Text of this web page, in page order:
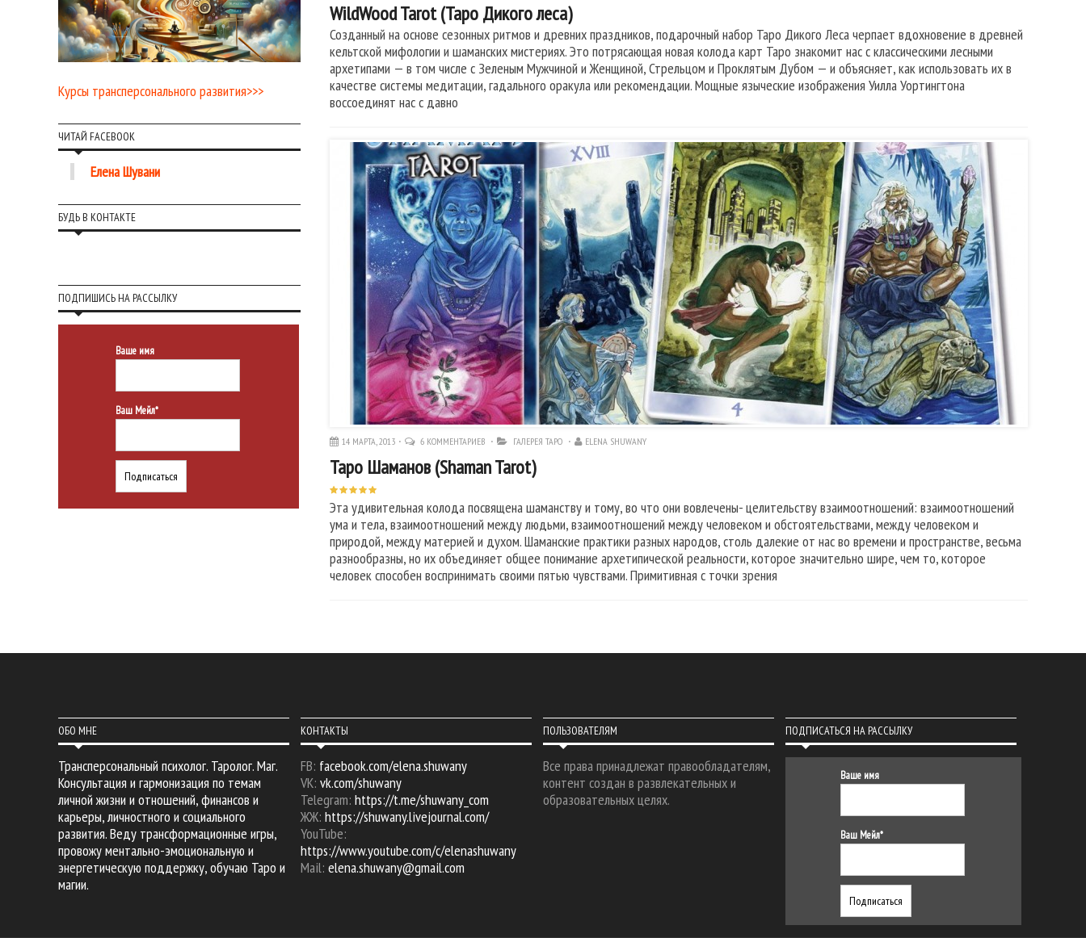
WildWood Tarot (Таро Дикого леса)
Созданный на основе сезонных ритмов и древних праздников, подарочный набор Таро Дикого Леса черпает вдохновение в древней
кельтской мифологии и шаманских мистериях. Это потрясающая новая колода карт Таро знакомит нас с классическими лесными
архетипами — в том числе с Зеленым Мужчиной и Женщиной, Стрельцом и Проклятым Дубом — и объясняет, как использовать их в
качестве системы медитации, гадального оракула или рекомендации. Мощные языческие изображения Уилла Уортингтона
воссоединят нас с давно
14 МАРТА, 2013 6 КОММЕНТАРИЕВ ГАЛЕРЕЯ ТАРО ELENA SHUWANY
Таро Шаманов (Shaman Tarot)
Эта удивительная колода посвящена шаманству и тому, во что они вовлечены- целительству взаимоотношений: взаимоотношений
ума и тела, взаимоотношений между людьми, взаимоотношений между человеком и обстоятельствами, между человеком и
природой, между материей и духом. Шаманские практики разных народов, столь далекие от нас во времени и пространстве, весьма
разнообразны, но их объединяет общее понимание архетипической реальности, которое значительно шире, чем то, которое
человек способен воспринимать своими пятью чувствами. Примитивная с точки зрения
Курсы трансперсонального развития>>>
ЧИТАЙ FACEBOOK
Елена Шувани
БУДЬ В КОНТАКТЕ
ПОДПИШИСЬ НА РАССЫЛКУ
Ваше имя
Ваш Мейл*
ОБО МНЕ
Трансперсональный психолог. Таролог. Маг.
Консультация и гармонизация по темам
личной жизни и отношений, финансов и
карьеры, личностного и социального
развития. Веду трансформационные игры,
провожу ментально-эмоциональную и
энергетическую поддержку, обучаю Таро и
магии.
КОНТАКТЫ
FB: facebook.com/elena.shuwany
VK: vk.com/shuwany
Telegram: https://t.me/shuwany_com
ЖЖ: https://shuwany.livejournal.com/
YouTube:
https://www.youtube.com/c/elenashuwany
Mail: elena.shuwany@gmail.com
ПОЛЬЗОВАТЕЛЯМ
Все права принадлежат правообладателям,
контент создан в развлекательных и
образовательных целях.
ПОДПИСАТЬСЯ НА РАССЫЛКУ
Ваше имя
Ваш Мейл*